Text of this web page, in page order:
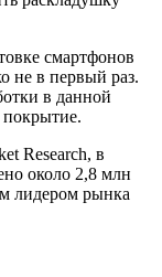
смартфонов
не в первый раз.
в данной
покрытие.
Research, в
около 2,8 млн
лидером рынка